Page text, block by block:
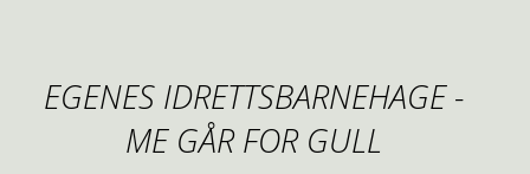
EGENES IDRETTSBARNEHAGE -
ME GÅR FOR GULL